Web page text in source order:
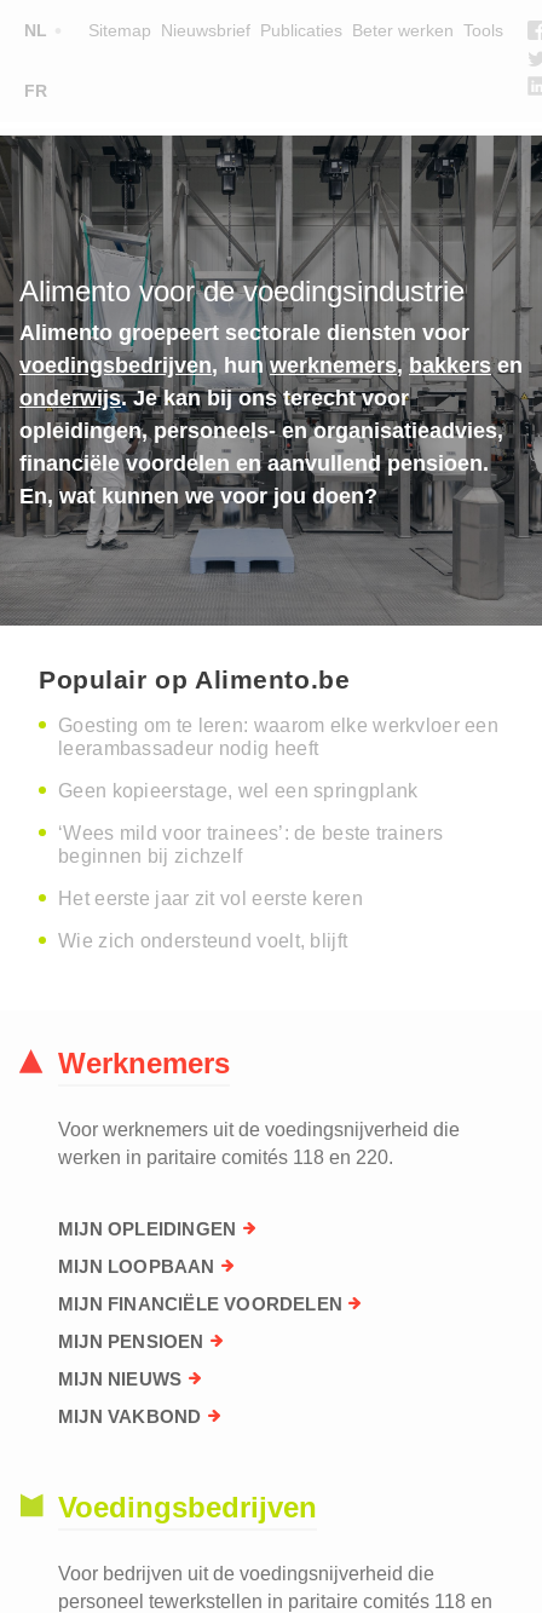
NL
FR
Sitemap Nieuwsbrief Publicaties Beter werken Tools
Main
navigation
OPLEIDINGEN
LESGEVERS
WIE ZIJN WE
TEAM
CONTACT
ZOEK EEN OPLEIDING
Alimento voor de voedingsindustrie
Alimento groepeert sectorale diensten voor
voedingsbedrijven, hunwerknemers, bakkersen
onderwijs. Je kan bij ons terecht voor
opleidingen, personeels- en organisatieadvies,
financiële voordelen en aanvullend pensioen.
En, wat kunnen we voor jou doen?
Populair op Alimento.be
Goesting om te leren: waarom elke werkvloer een
leerambassadeur nodig heeft
Geen kopieerstage, wel een springplank
‘Wees mild voor trainees’: de beste trainers
beginnen bij zichzelf
Het eerste jaar zit vol eerste keren
Wie zich ondersteund voelt, blijft
Werknemers
Voor werknemers uit de voedingsnijverheid die
werken in paritaire comités 118 en 220.
MIJN OPLEIDINGEN
MIJN LOOPBAAN
MIJN FINANCIËLE VOORDELEN
MIJN PENSIOEN
MIJN NIEUWS
MIJN VAKBOND
Voedingsbedrijven
Voor bedrijven uit de voedingsnijverheid die
personeel tewerkstellen in paritaire comités 118 en